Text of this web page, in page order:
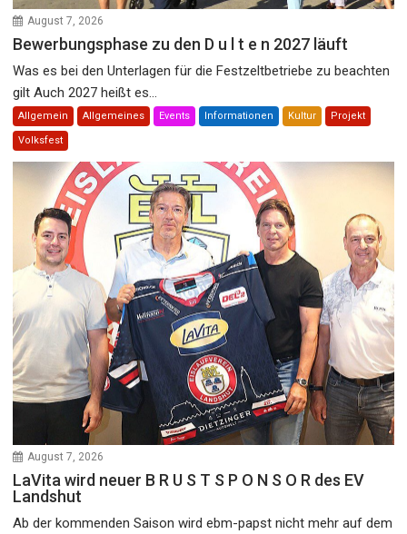
August 7, 2026
Bewerbungsphase zu den D u l t e n 2027 läuft
Was es bei den Unterlagen für die Festzeltbetriebe zu beachten
gilt Auch 2027 heißt es...
Allgemein Allgemeines Events Informationen Kultur Projekt
Volksfest
August 7, 2026
LaVita wird neuer B R U S T S P O N S O R des EV
Landshut
Ab der kommenden Saison wird ebm-papst nicht mehr auf dem